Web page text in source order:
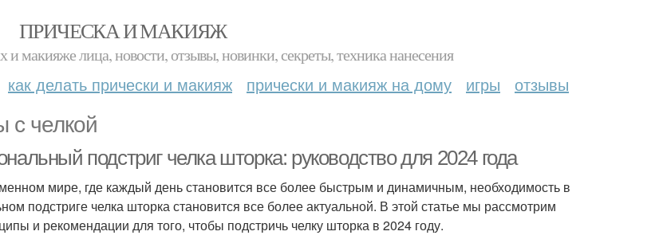
ПРИЧЕСКА И МАКИЯЖ
и макияже лица, новости, отзывы, новинки, секреты, техника нанесения
как делать прически и макияж прически и макияж на дому игры отзывы
с челкой
подстриг челка шторка: руководство для 2024 года
мире, где каждый день становится все более быстрым и динамичным, необходимость в
подстриге челка шторка становится все более актуальной. В этой статье мы рассмотрим
и рекомендации для того, чтобы подстричь челку шторка в 2024 году.